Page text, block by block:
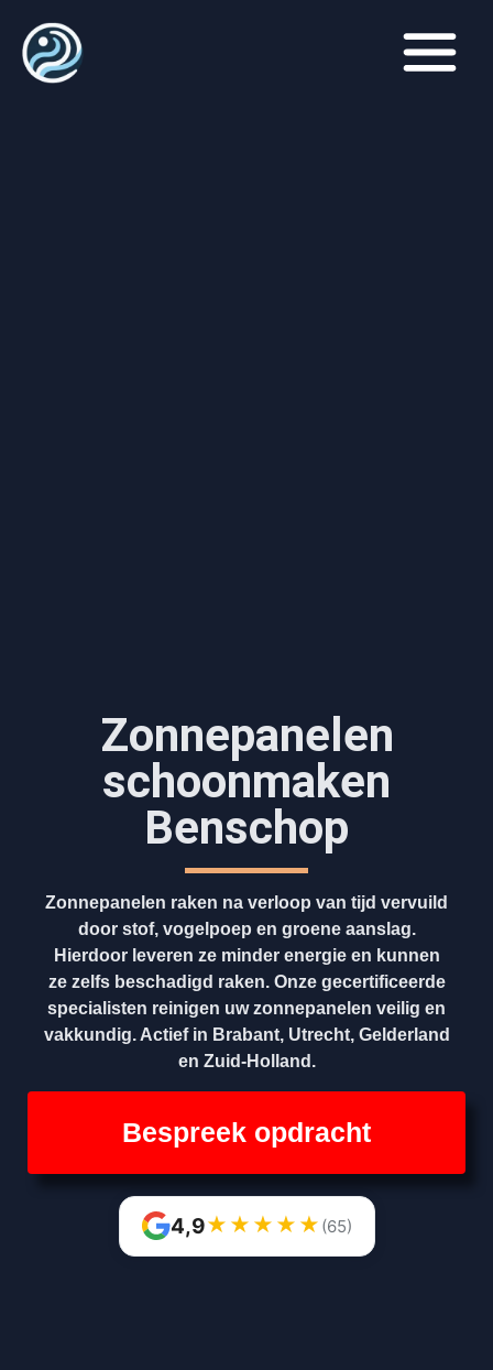
Zonnepanelen
schoonmaken
Benschop
Zonnepanelen raken na verloop van tijd vervuild
door stof, vogelpoep en groene aanslag.
Hierdoor leveren ze minder energie en kunnen
ze zelfs beschadigd raken. Onze gecertificeerde
specialisten reinigen uw zonnepanelen veilig en
vakkundig. Actief in Brabant, Utrecht, Gelderland
en Zuid-Holland.
Bespreek opdracht
4,9★ ★ ★ ★ ★ (65)